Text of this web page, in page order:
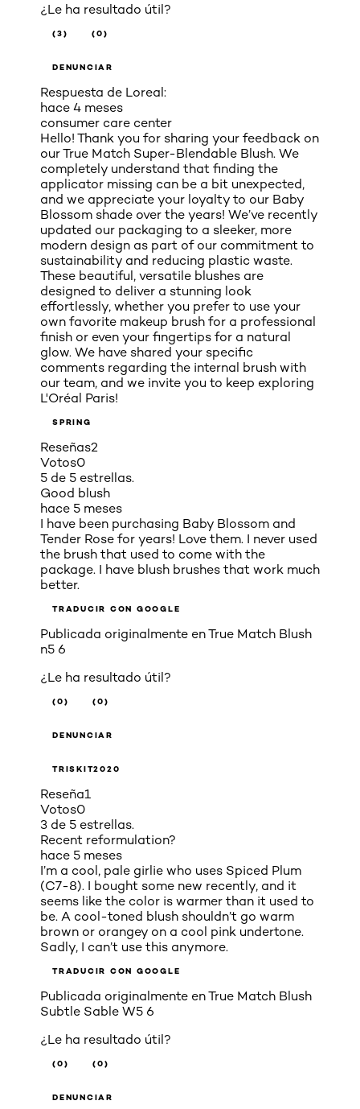
¿Le ha resultado útil?
(3) (0)
DENUNCIAR
Respuesta de Loreal:
hace 4 meses
consumer care center
Hello! Thank you for sharing your feedback on
our True Match Super-Blendable Blush. We
completely understand that finding the
applicator missing can be a bit unexpected,
and we appreciate your loyalty to our Baby
Blossom shade over the years! We’ve recently
updated our packaging to a sleeker, more
modern design as part of our commitment to
sustainability and reducing plastic waste.
These beautiful, versatile blushes are
designed to deliver a stunning look
effortlessly, whether you prefer to use your
own favorite makeup brush for a professional
finish or even your fingertips for a natural
glow. We have shared your specific
comments regarding the internal brush with
our team, and we invite you to keep exploring
L'Oréal Paris!
SPRING
Reseñas2
Votos0
5 de 5 estrellas.
Good blush
hace 5 meses
I have been purchasing Baby Blossom and
Tender Rose for years! Love them. I never used
the brush that used to come with the
package. I have blush brushes that work much
better.
TRADUCIR CON GOOGLE
Publicada originalmente enTrue Match Blush
n5 6
¿Le ha resultado útil?
(0) (0)
DENUNCIAR
TRISKIT2020
Reseña1
Votos0
3 de 5 estrellas.
Recent reformulation?
hace 5 meses
I’m a cool, pale girlie who uses Spiced Plum
(C7-8). I bought some new recently, and it
seems like the color is warmer than it used to
be. A cool-toned blush shouldn’t go warm
brown or orangey on a cool pink undertone.
Sadly, I can’t use this anymore.
TRADUCIR CON GOOGLE
Publicada originalmente enTrue Match Blush
Subtle Sable W5 6
¿Le ha resultado útil?
(0) (0)
DENUNCIAR